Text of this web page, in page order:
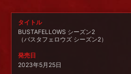
タイトル
BUSTAFELLOWS シーズン2
（バスタフェロウズ シーズン2）
発売日
2023年5月25日